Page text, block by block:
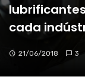
cada
21/06/2018 3